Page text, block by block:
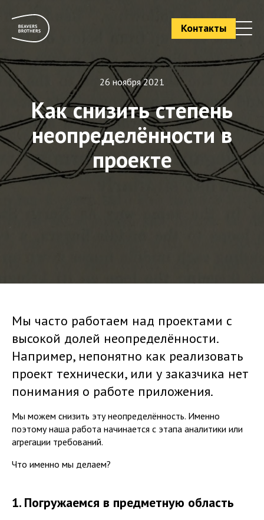
Контакты
26 ноября 2021
Как снизить степень
неопределённости в
проекте
Мы часто работаем над проектами с
высокой долей неопределённости.
Например, непонятно как реализовать
проект технически, или у заказчика нет
понимания о работе приложения.
Мы можем снизить эту неопределённость. Именно
поэтому наша работа начинается с этапа аналитики или
агрегации требований.
Что именно мы делаем?
1. Погружаемся в предметную область